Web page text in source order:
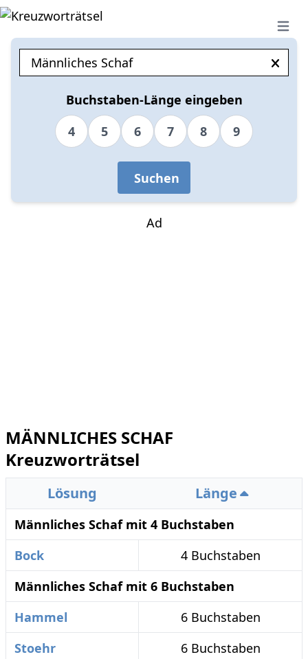
Open
Buchstaben-Länge eingeben
4
5 6 7 8 9
Suchen
Ad
MÄNNLICHES SCHAF
Kreuzworträtsel
Lösung Länge
Männliches Schaf mit 4 Buchstaben
Bock
4 Buchstaben
Männliches Schaf mit 6 Buchstaben
Hammel
6 Buchstaben
Stoehr
6 Buchstaben